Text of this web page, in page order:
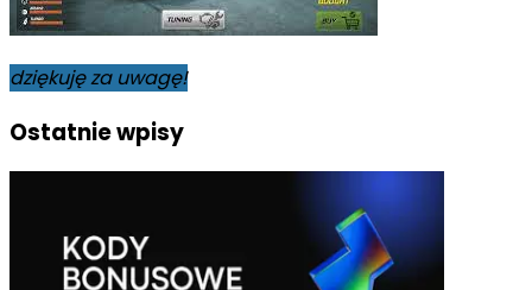
dziękuję za uwagę!
Ostatnie wpisy